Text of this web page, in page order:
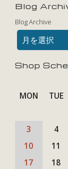
Blog
Blog Archive
月を選択
Shop
MON TUE
3
4
10
11
17
18